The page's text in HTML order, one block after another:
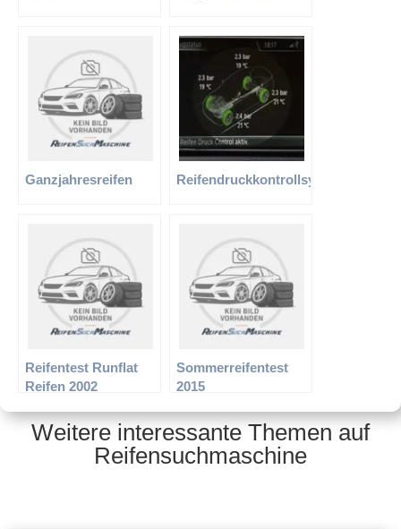
Ganzjahresreifen Reifendruckkontrollsystem
Reifentest Runflat
Reifen 2002
Sommerreifentest
2015
Weitere interessante Themen auf
Reifensuchmaschine